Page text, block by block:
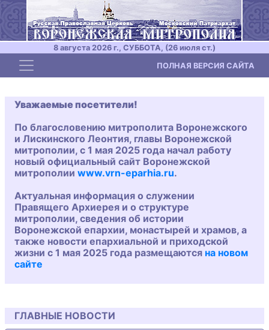
8 августа 2026 г., СУББОТА, (26 июля ст.)
Toggle navigation ПОЛНАЯ ВЕРСИЯ САЙТА
Уважаемые посетители!
По благословению митрополита Воронежского
и Лискинского Леонтия, главы Воронежской
митрополии, с 1 мая 2025 года начал работу
новый официальный сайт Воронежской
митрополии www.vrn-eparhia.ru.
Актуальная информация о служении
Правящего Архиерея и о структуре
митрополии, сведения об истории
Воронежской епархии, монастырей и храмов, а
также новости епархиальной и приходской
жизни с 1 мая 2025 года размещаются на новом
сайте
ГЛАВНЫЕ НОВОСТИ